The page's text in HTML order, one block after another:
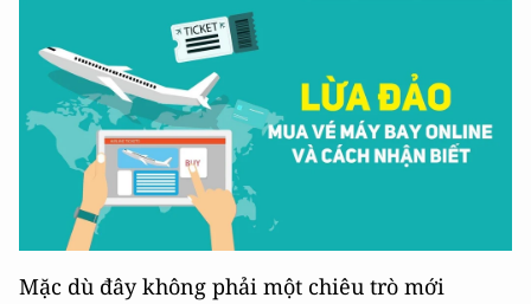
Mặc dù đây không phải một chiêu trò mới